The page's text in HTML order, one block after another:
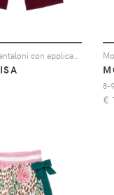
Monnalisa Pantaloni con applicazione logo - Rosso
8-
€